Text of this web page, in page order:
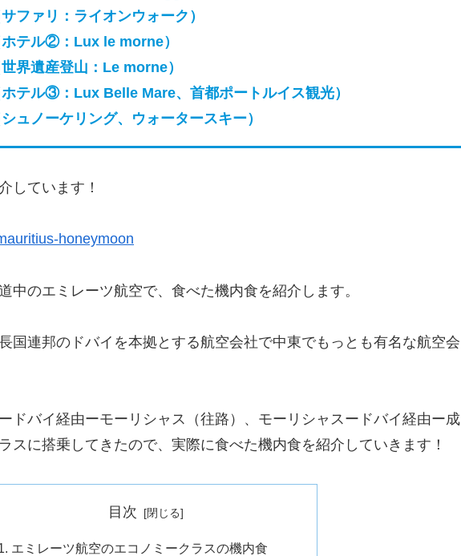
ファリ：ライオンウォーク）
テル②：Lux le morne）
界遺産登山：Le morne）
テル③：Lux Belle Mare、首都ポートルイス観光）
ュノーケリング、ウォータースキー）
しています！
honeymoon
中のエミレーツ航空で、食べた機内食を紹介します。
国連邦のドバイを本拠とする航空会社で中東でもっとも有名な航空会
ドバイ経由ーモーリシャス（往路）、モーリシャスードバイ経由ー成
スに搭乗してきたので、実際に食べた機内食を紹介していきます！
目次
エミレーツ航空のエコノミークラスの機内食